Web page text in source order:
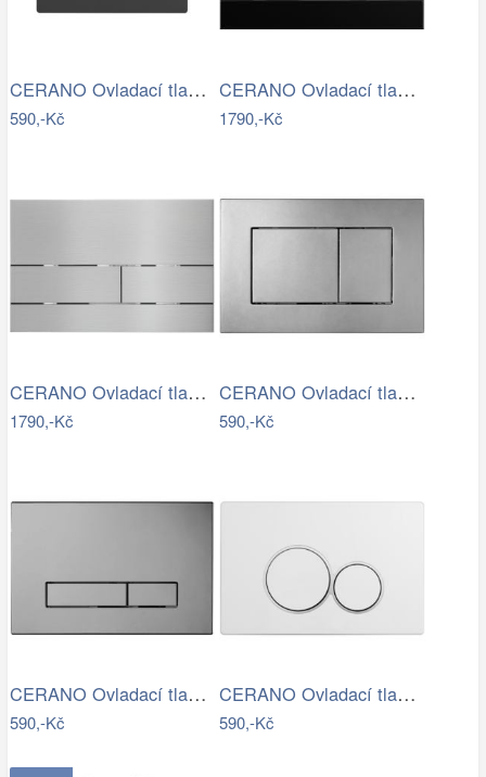
CERANO Ovladací tlačítko WC modulů Lite…
590,-Kč
CERANO Ovladací tlačítko WC modulů Lite…
1790,-Kč
CERANO Ovladací tlačítko WC modulů Lite…
1790,-Kč
CERANO Ovladací tlačítko WC modulů Lite…
590,-Kč
CERANO Ovladací tlačítko WC modulů Lite…
590,-Kč
CERANO Ovladací tlačítko WC modulů Lite…
590,-Kč